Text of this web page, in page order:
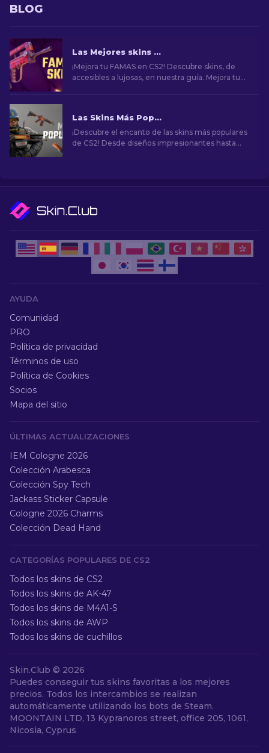
BLOG
Las Mejores skins para FAMAS en CS2 [2026]
¡Mejora tu FAMAS en CS2! Descubre skins, de
accesibles a lujosas, en nuestra guía. Mejora tu
Las Skins Más Populares en CS2
¡Descubre el encanto de las skins más populares
de CS2! Desde diseños impresionantes hasta
AYUDA
Comunidad
PRO
Política de privacidad
Términos de uso
Política de Cookies
Socios
Mapa del sitio
ÚLTIMAS ACTUALIZACIONES
IEM Cologne 2026
Colección Arabesca
Colección Spy Tech
Jackass Sticker Capsule
Cologne 2026 Charms
Colección Dead Hand
CATEGORÍAS POPULARES DE CS2
Todos los skins de CS2
Todos los skins de AK-47
Todos los skins de M4A1-S
Todos los skins de AWP
Todos los skins de cuchillos
Skin.Club © 2026
Puedes conseguir tus skins favoritas a los mejores
precios. Todos los intercambios se realizan
automáticamente utilizando los bots de Steam.
MOONTAIN LTD, 13 Kypranoros street, office 205, 1061,
Nicosia, Cyprus